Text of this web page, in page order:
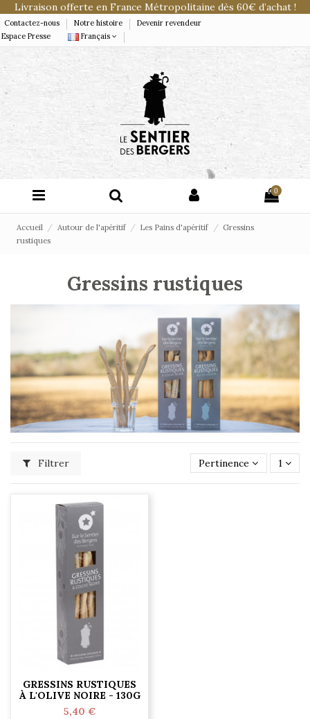
Livraison offerte en France Métropolitaine dès 60€ d’achat !
Contactez-nous Notre histoire
Devenir revendeur
Espace Presse
Français
0
Accueil Autour de l'apéritif Les Pains d'apéritif
Gressins
rustiques
Gressins rustiques
Filtrer Pertinence 1
GRESSINS RUSTIQUES
À L'OLIVE NOIRE - 130G
5,40 €